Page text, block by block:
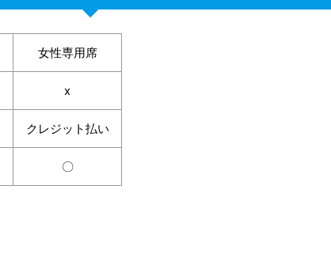
女性専用席
x
クレジット払い
〇